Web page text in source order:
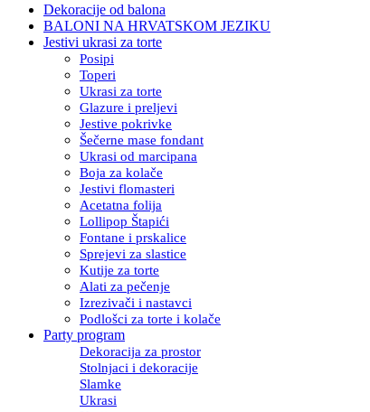
Dekoracije od balona
BALONI NA HRVATSKOM JEZIKU
Jestivi ukrasi za torte
Posipi
Toperi
Ukrasi za torte
Glazure i preljevi
Jestive pokrivke
Šečerne mase fondant
Ukrasi od marcipana
Boja za kolače
Jestivi flomasteri
Acetatna folija
Lollipop Štapići
Fontane i prskalice
Sprejevi za slastice
Kutije za torte
Alati za pečenje
Izrezivači i nastavci
Podlošci za torte i kolače
Party program
Dekoracija za prostor
Stolnjaci i dekoracije
Slamke
Ukrasi